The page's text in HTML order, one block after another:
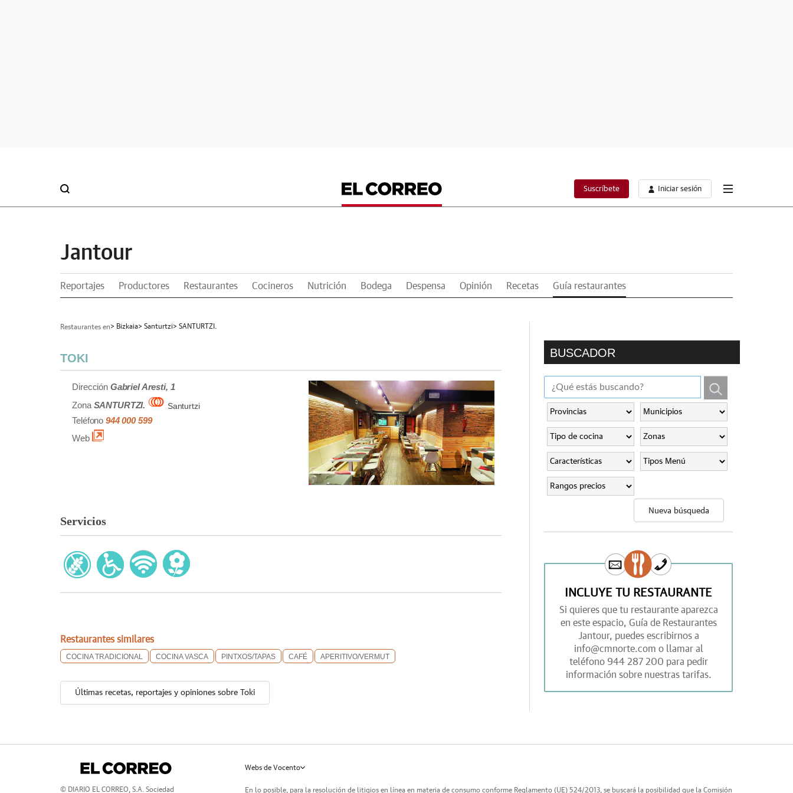
Suscríbete Iniciar sesión
Jantour
Reportajes Productores Restaurantes Cocineros Nutrición Bodega Despensa Opinión Recetas Guía restaurantes
Restaurantes en> Bizkaia> Santurtzi> SANTURTZI.
TOKI
Dirección Gabriel Aresti, 1
Zona SANTURTZI.
Santurtzi
Teléfono 944 000 599
Web
Servicios
Restaurantes similares
COCINA TRADICIONAL COCINA VASCA PINTXOS/TAPAS CAFÉ APERITIVO/VERMUT
Últimas recetas, reportajes y opiniones sobre Toki
BUSCADOR
Nueva búsqueda
INCLUYE TU RESTAURANTE
Si quieres que tu restaurante aparezca
en este espacio, Guía de Restaurantes
Jantour, puedes escribirnos a
info@cmnorte.com o llamar al
teléfono 944 287 200 para pedir
información sobre nuestras tarifas.
© DIARIO EL CORREO, S.A. Sociedad
Webs de Vocento
En lo posible, para la resolución de litigios en línea en materia de consumo conforme Reglamento (UE) 524/2013, se buscará la posibilidad que la Comisión